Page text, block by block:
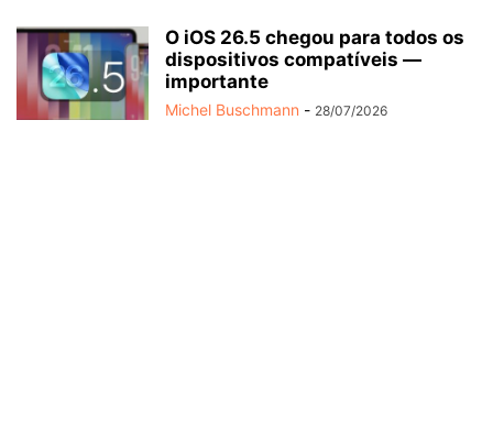
O iOS 26.5 chegou para todos os
dispositivos compatíveis —
importante
Michel Buschmann - 28/07/2026